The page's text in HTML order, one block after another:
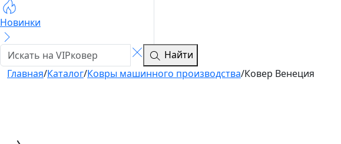
Новинки
Найти
Главная/Каталог/Ковры машинного производства/Ковер Венеция